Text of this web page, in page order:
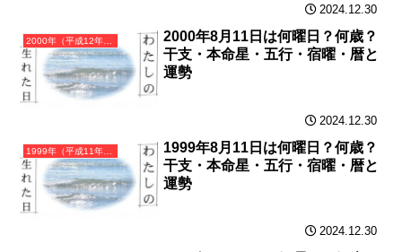
2024.12.30
2000年（平成12年）庚辰（かのえたつ）・辰年（たつ年）カレンダー（月曜はじまり）
2000年8月11日は何曜日？何歳？
干支・本命星・五行・宿曜・暦と
運勢
2024.12.30
1999年（平成11年）己卯（つちのとう）・卯年（うさぎ年）カレンダー（月曜はじまり）
1999年8月11日は何曜日？何歳？
干支・本命星・五行・宿曜・暦と
運勢
2024.12.30